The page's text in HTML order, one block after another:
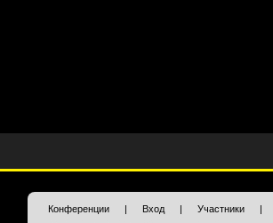
Конференции | Вход | Участники |